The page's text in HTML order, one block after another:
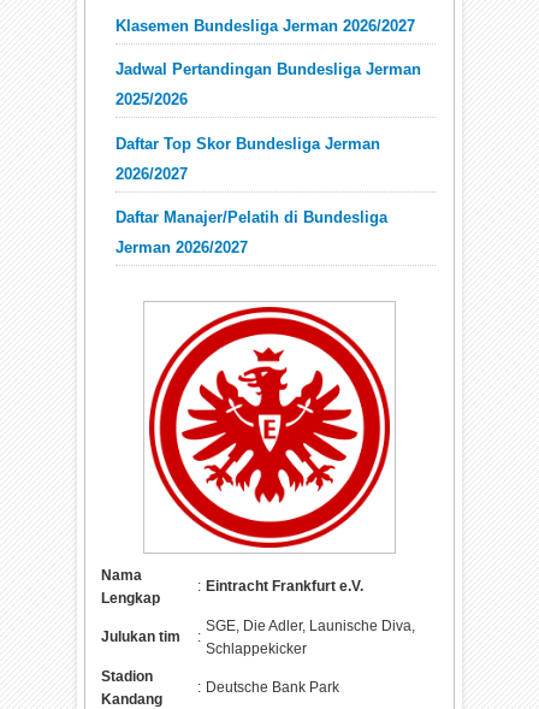
Klasemen Bundesliga Jerman 2026/2027
Jadwal Pertandingan Bundesliga Jerman
2025/2026
Daftar Top Skor Bundesliga Jerman
2026/2027
Daftar Manajer/Pelatih di Bundesliga
Jerman 2026/2027
Nama
Lengkap
: Eintracht Frankfurt e.V.
Julukan tim :
SGE, Die Adler, Launische Diva,
Schlappekicker
Stadion
Kandang
: Deutsche Bank Park